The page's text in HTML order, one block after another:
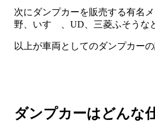
次にダンプカーを販売する有名
野、いすゞ、UD、三菱ふそうな
以上が車両としてのダンプカーの
ダンプカーはどんな